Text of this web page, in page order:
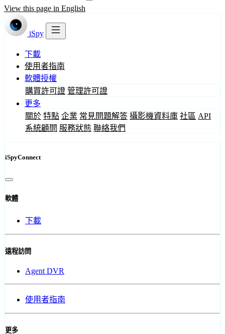
View this page in English
iSpy
下載
使用者指南
軟體授權
購買許可證 管理許可證
更多
關於 特點 企業 常見問題解答 攝影機資料庫 社區 API
系統顧問 服務狀態 聯絡我們
iSpyConnect
軟體
下載
遠程訪問
Agent DVR
使用者指南
更多